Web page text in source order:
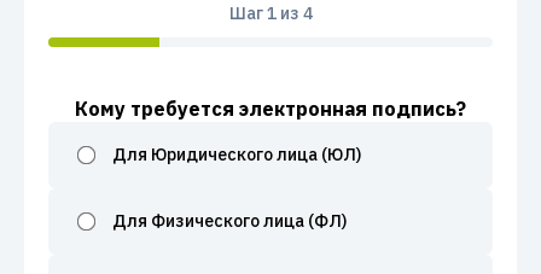
Шаг1из 4
Кому требуется электронная подпись?
Для Юридического лица (ЮЛ)
Для Физического лица (ФЛ)